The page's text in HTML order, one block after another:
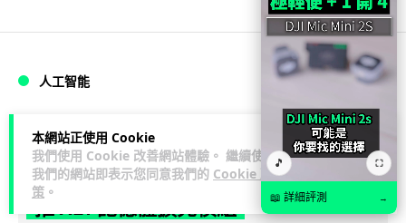
本網站正使用 Cookie
我們使用 Cookie 改善網站體驗。 繼續使用
我們的網站即表示您同意我們的 Cookie 政
策 。
人工智能
Lawton 1 日
靠快閃記憶體紓緩 DRAM 不足 KIOXIA
🎵 ⛶
📖 詳細評測 →